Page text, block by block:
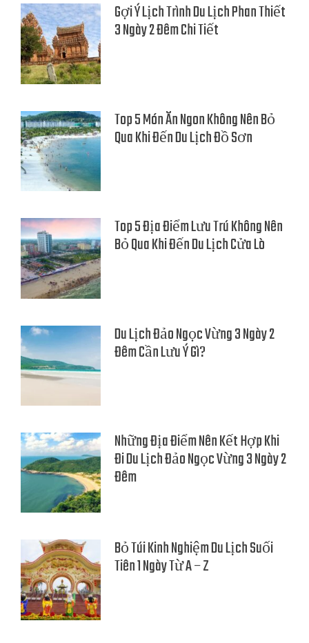
Gợi Ý Lịch Trình Du Lịch Phan Thiết
3 Ngày 2 Đêm Chi Tiết
Top 5 Món Ăn Ngon Không Nên Bỏ
Qua Khi Đến Du Lịch Đồ Sơn
Top 5 Địa Điểm Lưu Trú Không Nên
Bỏ Qua Khi Đến Du Lịch Cửa Lò
Du Lịch Đảo Ngọc Vừng 3 Ngày 2
Đêm Cần Lưu Ý Gì?
Những Địa Điểm Nên Kết Hợp Khi
Đi Du Lịch Đảo Ngọc Vừng 3 Ngày 2
Đêm
Bỏ Túi Kinh Nghiệm Du Lịch Suối
Tiên 1 Ngày Từ A – Z